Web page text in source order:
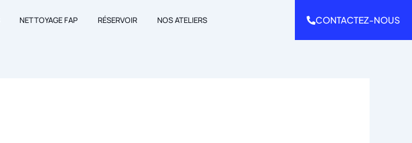
NETTOYAGE FAP RÉSERVOIR NOS ATELIERS CONTACTEZ-NOUS